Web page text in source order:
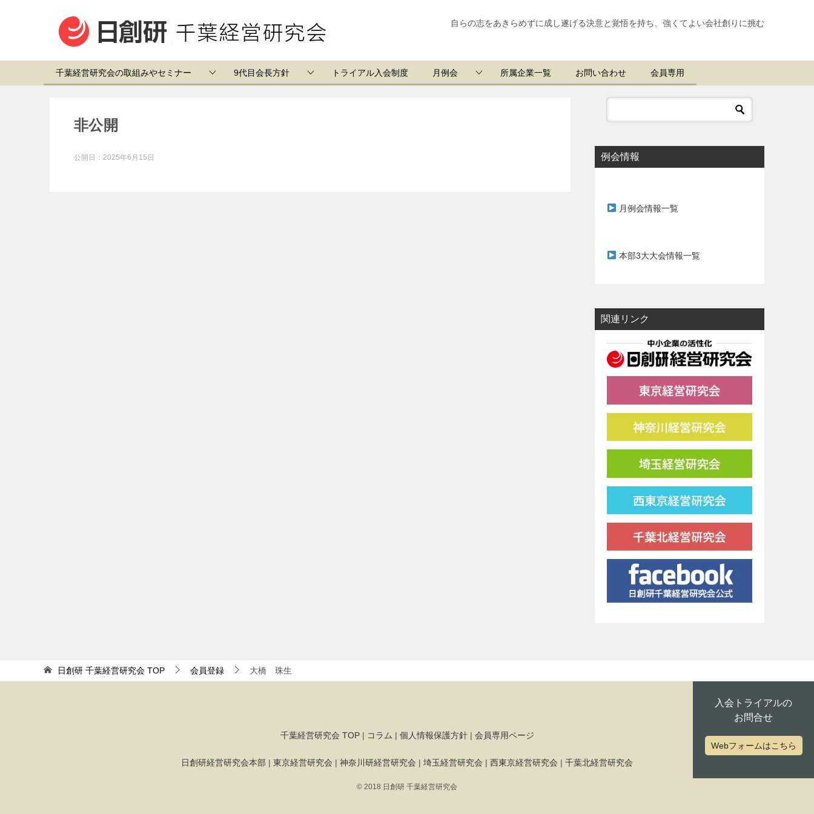
自らの志をあきらめずに成し遂げる決意と覚悟を持ち、強くてよい会社創りに挑む
千葉経営研究会の取組みやセミナー 9代目会長方針 トライアル入会制度 月例会 所属企業一覧 お問い合わせ 会員専用
非公開
公開日： 2025年6月15日 例会情報
月例会情報一覧
本部3大大会情報一覧
関連リンク
日創研 千葉経営研究会 TOP 会員登録 大橋 珠生
千葉経営研究会 TOP| コラム | 個人情報保護方針| 会員専用ページ
日創研経営研究会本部 | 東京経営研究会 | 神奈川研経営研究会 | 埼玉経営研究会 | 西東京経営研究会 | 千葉北経営研究会
© 2018 日創研 千葉経営研究会
入会トライアルの
お問合せ
Webフォームはこちら